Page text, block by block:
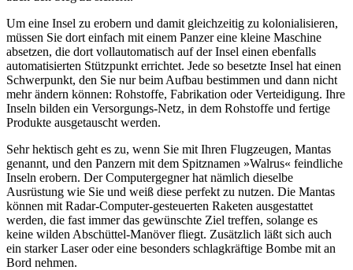
Um eine Insel zu erobern und damit gleichzeitig zu kolonialisieren,
müssen Sie dort einfach mit einem Panzer eine kleine Maschine
absetzen, die dort vollautomatisch auf der Insel einen ebenfalls
automatisierten Stützpunkt errichtet. Jede so besetzte Insel hat einen
Schwerpunkt, den Sie nur beim Aufbau bestimmen und dann nicht
mehr ändern können: Rohstoffe, Fabrikation oder Verteidigung. Ihre
Inseln bilden ein Versorgungs-Netz, in dem Rohstoffe und fertige
Produkte ausgetauscht werden.
Sehr hektisch geht es zu, wenn Sie mit Ihren Flugzeugen, Mantas
genannt, und den Panzern mit dem Spitznamen »Walrus« feindliche
Inseln erobern. Der Computergegner hat nämlich dieselbe
Ausrüstung wie Sie und weiß diese perfekt zu nutzen. Die Mantas
können mit Radar-Computer-gesteuerten Raketen ausgestattet
werden, die fast immer das gewünschte Ziel treffen, solange es
keine wilden Abschüttel-Manöver fliegt. Zusätzlich läßt sich auch
ein starker Laser oder eine besonders schlagkräftige Bombe mit an
Bord nehmen.